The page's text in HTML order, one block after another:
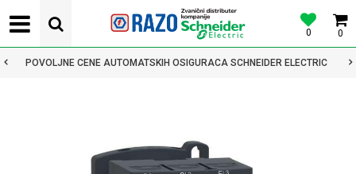
0
0
POVOLJNE CENE AUTOMATSKIH OSIGURACA SCHNEIDER ELECTRIC